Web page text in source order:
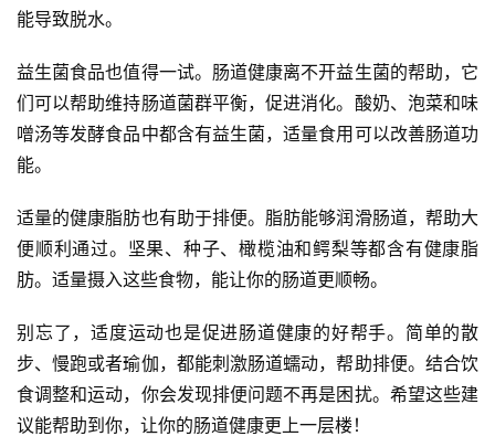
能导致脱水。
益生菌食品也值得一试。肠道健康离不开益生菌的帮助，它
们可以帮助维持肠道菌群平衡，促进消化。酸奶、泡菜和味
噌汤等发酵食品中都含有益生菌，适量食用可以改善肠道功
能。
适量的健康脂肪也有助于排便。脂肪能够润滑肠道，帮助大
便顺利通过。坚果、种子、橄榄油和鳄梨等都含有健康脂
肪。适量摄入这些食物，能让你的肠道更顺畅。
别忘了，适度运动也是促进肠道健康的好帮手。简单的散
步、慢跑或者瑜伽，都能刺激肠道蠕动，帮助排便。结合饮
食调整和运动，你会发现排便问题不再是困扰。希望这些建
议能帮助到你，让你的肠道健康更上一层楼！